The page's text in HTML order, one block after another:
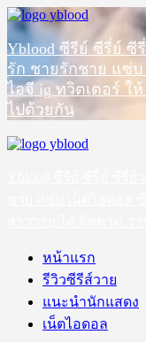
Skip
to
content
Yblood ซีรีย์ ซีรี่ย์
รัก ชายรักชาย แซ่
ไอจี ig ทวิตเตอร์ ใ
ไปด้วยกัน
Primary
หน้าแรก
รีวิวซีรีส์วาย
แนะนำนักแสดง
เน็ตไอดอล